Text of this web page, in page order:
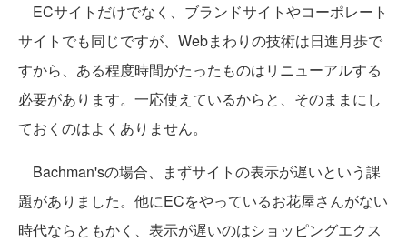
ECサイトだけでなく、ブランドサイトやコーポレート
サイトでも同じですが、Webまわりの技術は日進月歩で
すから、ある程度時間がたったものはリニューアルする
必要があります。一応使えているからと、そのままにし
ておくのはよくありません。
Bachman'sの場合、まずサイトの表示が遅いという課
題がありました。他にECをやっているお花屋さんがない
時代ならともかく、表示が遅いのはショッピングエクス